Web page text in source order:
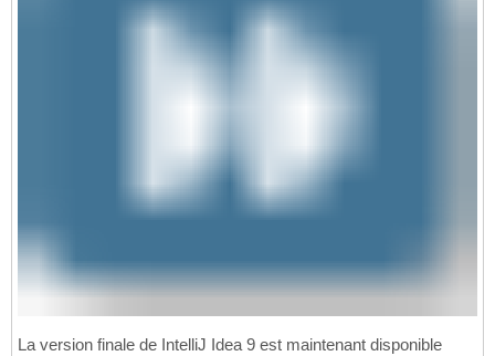
La version finale de IntelliJ Idea 9 est maintenant disponible